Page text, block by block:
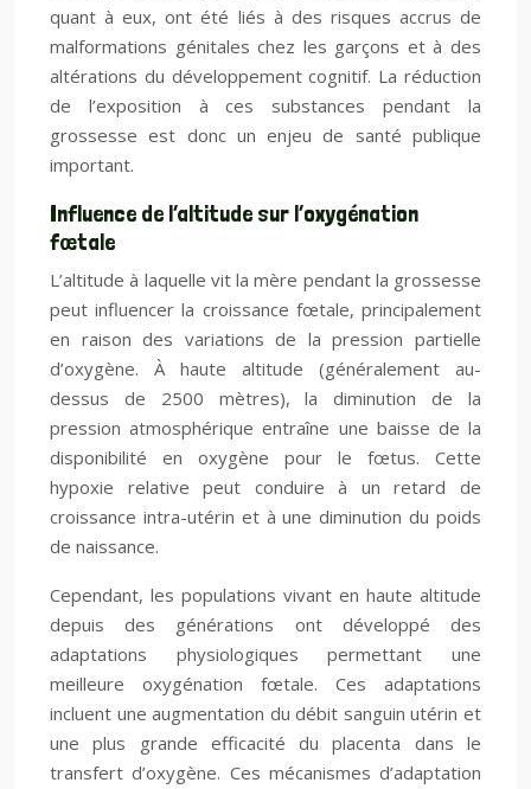
quant à eux, ont été liés à des risques accrus de
malformations génitales chez les garçons et à des
altérations du développement cognitif. La réduction
de l’exposition à ces substances pendant la
grossesse est donc un enjeu de santé publique
important.
Influence de l’altitude sur l’oxygénation
fœtale
L’altitude à laquelle vit la mère pendant la grossesse
peut influencer la croissance fœtale, principalement
en raison des variations de la pression partielle
d’oxygène. À haute altitude (généralement au-
dessus de 2500 mètres), la diminution de la
pression atmosphérique entraîne une baisse de la
disponibilité en oxygène pour le fœtus. Cette
hypoxie relative peut conduire à un retard de
croissance intra-utérin et à une diminution du poids
de naissance.
Cependant, les populations vivant en haute altitude
depuis des générations ont développé des
adaptations physiologiques permettant une
meilleure oxygénation fœtale. Ces adaptations
incluent une augmentation du débit sanguin utérin et
une plus grande efficacité du placenta dans le
transfert d’oxygène. Ces mécanismes d’adaptation